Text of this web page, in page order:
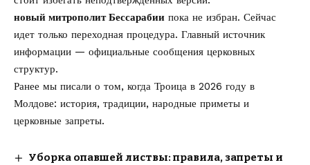
новый митрополит Бессарабии пока не избран. Сейчас
идет только переходная процедура. Главный источник
информации — официальные сообщения церковных
структур.
Ранее мы писали о том, когда Троица в 2026 году в
Молдове: история, традиции, народные приметы и
церковные запреты.
Уборка опавшей листвы: правила, запреты и